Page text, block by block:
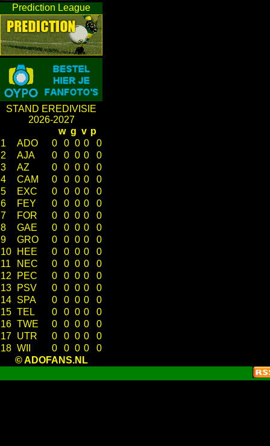
Prediction League
STAND EREDIVISIE
2026-2027
w g v p
1
ADO 0 0 0 0
0
2
AJA 0 0 0 0
0
3
AZ 0 0 0 0
0
4
CAM 0 0 0 0
0
5
EXC 0 0 0 0
0
6
FEY 0 0 0 0
0
7
FOR 0 0 0 0
0
8
GAE 0 0 0 0
0
9
GRO 0 0 0 0
0
10
HEE 0 0 0 0
0
11
NEC 0 0 0 0
0
12
PEC 0 0 0 0
0
13
PSV 0 0 0 0
0
14 SPA 0 0 0 0
0
15 TEL 0 0 0 0
0
16 TWE 0 0 0 0
0
17 UTR 0 0 0 0
0
18 WII 0 0 0 0
0
© ADOFANS.NL